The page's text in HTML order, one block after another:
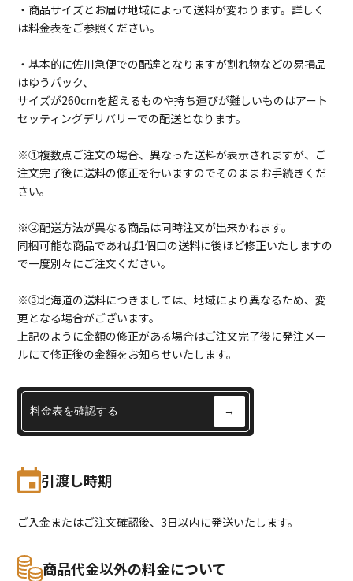
・商品サイズとお届け地域によって送料が変わります。詳しく
は料金表をご参照ください。
・基本的に佐川急便での配達となりますが割れ物などの易損品
はゆうパック、
サイズが260cmを超えるものや持ち運びが難しいものはアート
セッティングデリバリーでの配送となります。
※①複数点ご注文の場合、異なった送料が表示されますが、ご
注文完了後に送料の修正を行いますのでそのままお手続きくだ
さい。
※②配送方法が異なる商品は同時注文が出来かねます。
同梱可能な商品であれば1個口の送料に後ほど修正いたしますの
で一度別々にご注文ください。
※③北海道の送料につきましては、地域により異なるため、変
更となる場合がございます。
上記のように金額の修正がある場合はご注文完了後に発注メー
ルにて修正後の金額をお知らせいたします。
料金表を確認する →
引渡し時期
ご入金またはご注文確認後、3日以内に発送いたします。
商品代金以外の料金について